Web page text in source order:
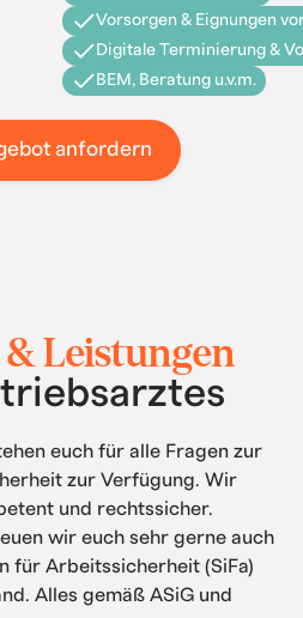
Vorsorgen & Eignungen
Digitale Terminierung &
BEM, Beratung u.v.m.
anfordern
Leistungen
euch für alle Fragen zur
zur Verfügung. Wir
und rechtssicher.
wir euch sehr gerne auch
für Arbeitssicherheit (SiFa)
Alles gemäß ASiG und